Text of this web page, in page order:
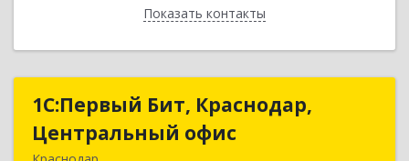
Показать контакты
Назад
1С:Первый Бит, Краснодар,
Центральный офис
1С:Первый Бит, Краснодар,
Центральный офис